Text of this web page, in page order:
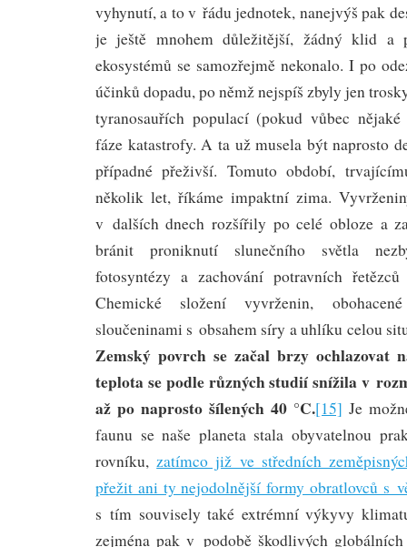
vyhynutí, a to v řádu jednotek, nanejvýš pak
je ještě mnohem důležitější, žádný klid a
ekosystémů se samozřejmě nekonalo. I po
účinků dopadu, po němž nejspíš zbyly jen
tyranosauřích populací (pokud vůbec
fáze katastrofy. A ta už musela být naprosto
případné přeživší. Tomuto období,
několik let, říkáme impaktní zima.
v dalších dnech rozšířily po celé obloze a
bránit proniknutí slunečního světla
fotosyntézy a zachování potravních
Chemické složení vyvrženin,
sloučeninami s obsahem síry a uhlíku celou
Zemský povrch se začal brzy ochlazovat
teplota se podle různých studií snížila v
až po naprosto šílených 40 °C.[15] Je
faunu se naše planeta stala obyvatelnou
rovníku,zatímco již ve středních
přežit ani ty nejodolnější formy obratlovců s
s tím souvisely také extrémní výkyvy
zejména pak v podobě škodlivých globálních